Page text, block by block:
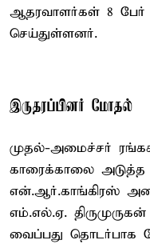
ஆதரவாளர்கள் 8 பேர்
செய்துள்ளனர்.
இருதரப்பினர் மோதல்
முதல்-அமைச்சர்
காரைக்காலை அடுத்த
என்.ஆர்.காங்கிரஸ்
எம்.எல்.ஏ.
வைப்பது தொடர்பாக